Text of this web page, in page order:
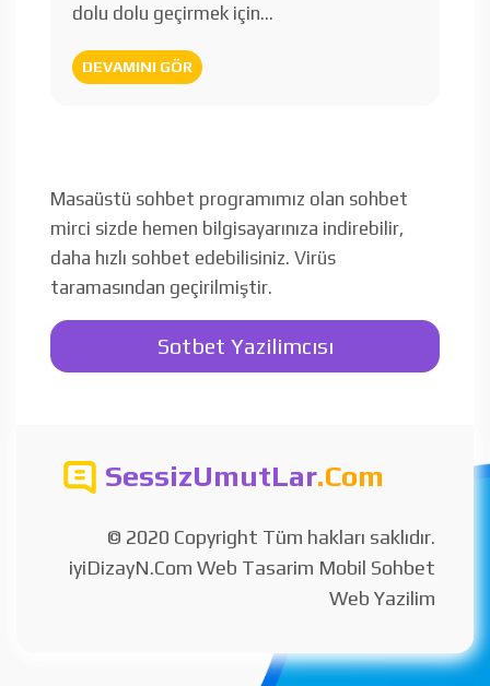
dolu dolu geçirmek için…
DEVAMINI GÖR
Masaüstü sohbet programımız olan sohbet
mirci sizde hemen bilgisayarınıza indirebilir,
daha hızlı sohbet edebilisiniz. Virüs
taramasından geçirilmiştir.
Sotbet Yazilimcısı
SessizUmutLar.Com
© 2020 Copyright Tüm hakları saklıdır.
iyiDizayN.Com Web Tasarim Mobil Sohbet
Web Yazilim